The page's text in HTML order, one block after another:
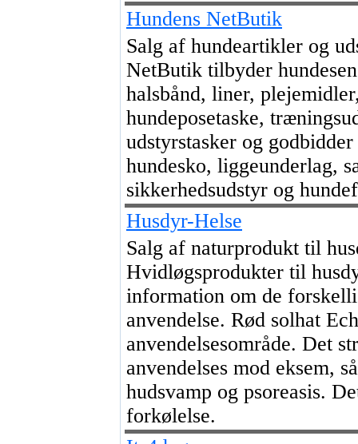
Hundens NetButik
Salg af hundeartikler og
NetButik tilbyder
halsbånd, liner,
hundeposetaske,
udstyrstasker og
hundesko, liggeunderlag,
sikkerhedsudstyr og
Husdyr-Helse
Salg af naturprodukt til
Hvidløgsprodukter til
information om de
anvendelse. Rød solhat
anvendelsesområde. Det
anvendelses mod eksem,
hudsvamp og psoreasis.
forkølelse.